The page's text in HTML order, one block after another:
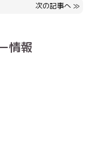
次の記事へ ≫
情報